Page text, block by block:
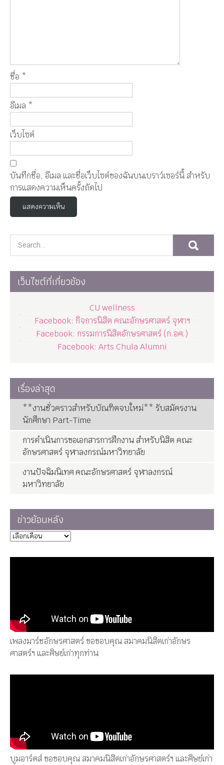
ชื่อ *
อีเมล *
เว็บไซต์
บันทึกชื่อ, อีเมล และชื่อเว็บไซต์ของฉันบนเบราว์เซอร์นี้ สำหรับ
การแสดงความเห็นครั้งถัดไป
เว็บไซต์ที่เกี่ยวข้อง
CU wellness
Facebook: กิจการนิสิต คณะอักษรศาสตร์ จุฬาฯ
Facebook: กรรมการนิสิตอักษรศาสตร์ (ก.อศ.)
Facebook: Arts Chula Alumni
เรื่องล่าสุด
**งานชั่วคราวสำหรับบัณฑิตจบใหม่** รับสมัครงาน
นักศึกษา Part-Time
การดำเนินการขอเอกสารการฝึกงาน สำหรับนิสิต คณะ
อักษรศาสตร์ จุฬาลงกรณ์มหาวิทยาลัย
งานปัจฉิมนิเทศ คณะอักษรศาสตร์ จุฬาลงกรณ์
มหาวิทยาลัย
ข่าวย้อนหลัง
เพลงมาร์ชอักษรศาสตร์ ขอขอบคุณ สมาคมนิสิตเก่าอักษร
ศาสตร์ฯ และศิษย์เก่าทุกท่าน
บูมอาร์ตส์ ขอขอบคุณ สมาคมนิสิตเก่าอักษรศาสตร์ฯ และศิษย์เก่า